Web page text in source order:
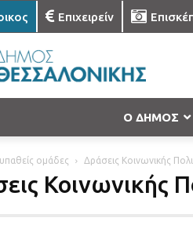
Επιχειρείν
Ο ΔΗΜΟΣ
ομάδες Δράσεις Κοινωνικής
Κοινωνικής